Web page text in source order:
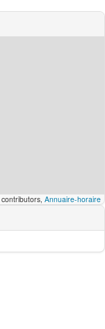
contributors, Annuaire-horaire